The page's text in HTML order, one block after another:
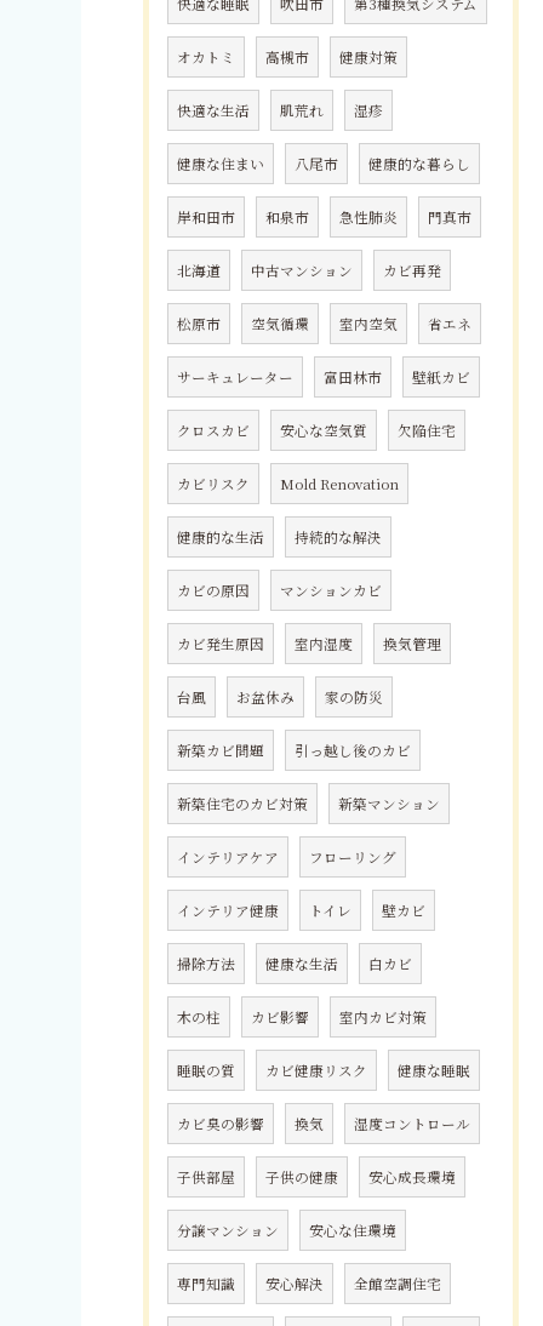
快適な睡眠 吹田市 第3種換気システム
オカトミ 高槻市 健康対策
快適な生活 肌荒れ 湿疹
健康な住まい 八尾市 健康的な暮らし
岸和田市 和泉市 急性肺炎 門真市
北海道 中古マンション カビ再発
松原市 空気循環 室内空気 省エネ
サーキュレーター 富田林市 壁紙カビ
クロスカビ 安心な空気質 欠陥住宅
カビリスク Mold Renovation
健康的な生活 持続的な解決
カビの原因 マンションカビ
カビ発生原因 室内湿度 換気管理
台風 お盆休み 家の防災
新築カビ問題 引っ越し後のカビ
新築住宅のカビ対策 新築マンション
インテリアケア フローリング
インテリア健康 トイレ 壁カビ
掃除方法 健康な生活 白カビ
木の柱 カビ影響 室内カビ対策
睡眠の質 カビ健康リスク 健康な睡眠
カビ臭の影響 換気 湿度コントロール
子供部屋 子供の健康 安心成長環境
分譲マンション 安心な住環境
専門知識 安心解決 全館空調住宅